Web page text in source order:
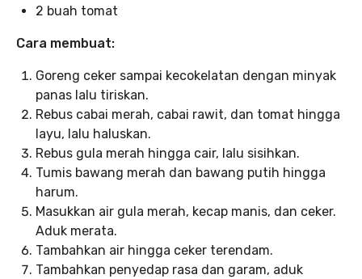
2 buah tomat
Cara membuat:
Goreng ceker sampai kecokelatan dengan minyak
panas lalu tiriskan.
Rebus cabai merah, cabai rawit, dan tomat hingga
layu, lalu haluskan.
Rebus gula merah hingga cair, lalu sisihkan.
Tumis bawang merah dan bawang putih hingga
harum.
Masukkan air gula merah, kecap manis, dan ceker.
Aduk merata.
Tambahkan air hingga ceker terendam.
Tambahkan penyedap rasa dan garam, aduk